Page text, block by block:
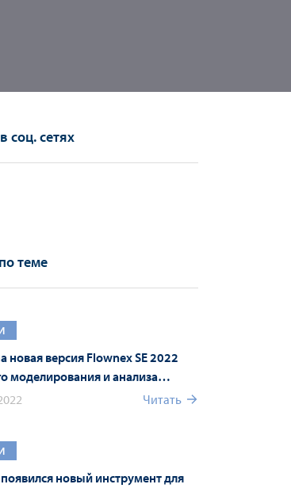
соц. сетях
теме
новая версия Flownex SE 2022
моделирования и анализа
систем
Читать
новый инструмент для